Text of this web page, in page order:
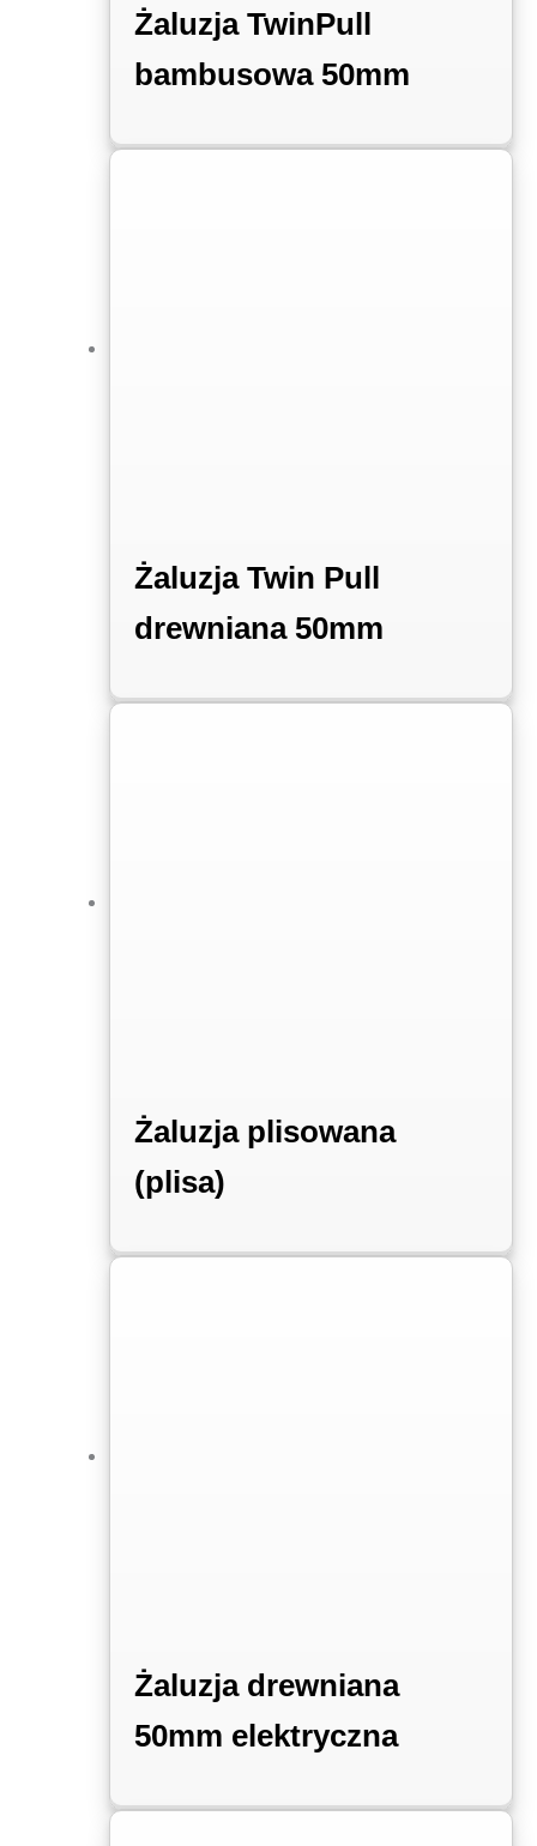
Żaluzja TwinPull
bambusowa 50mm
Żaluzja Twin Pull
drewniana 50mm
Żaluzja plisowana
(plisa)
Żaluzja drewniana
50mm elektryczna